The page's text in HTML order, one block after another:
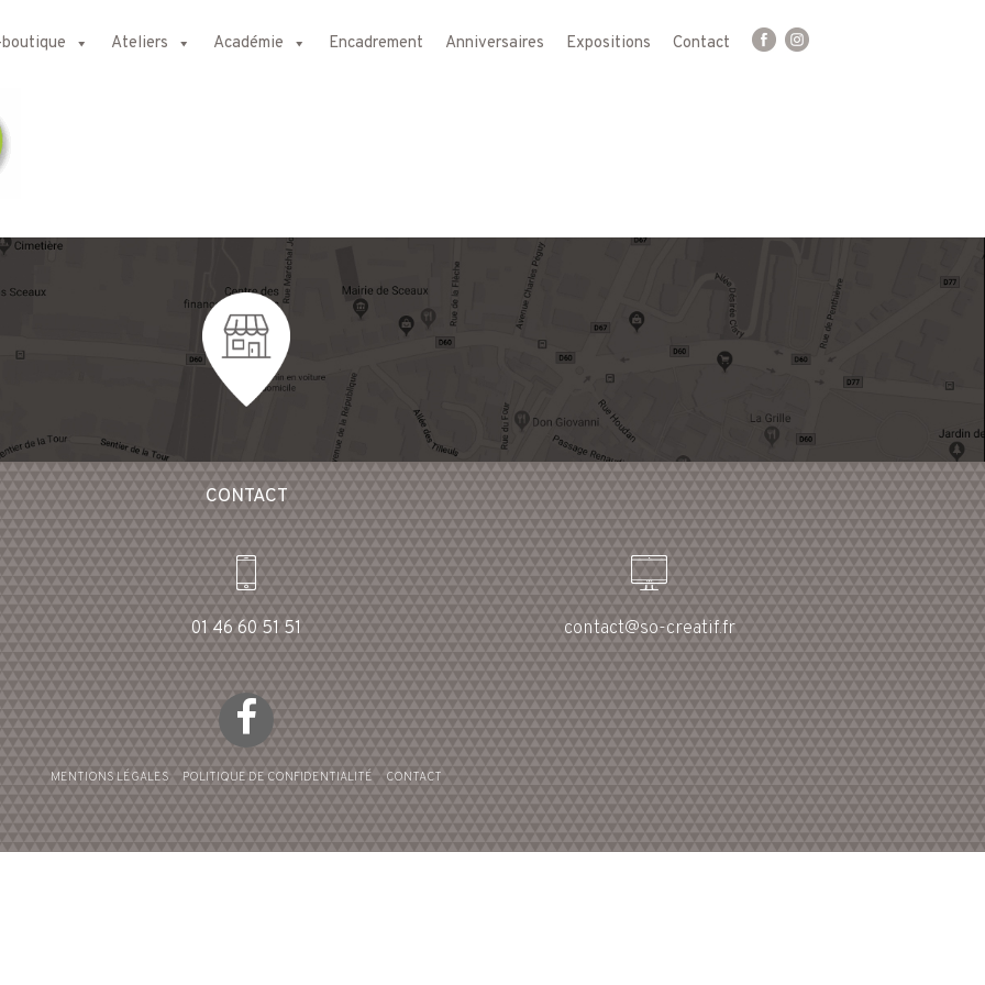
Ateliers Académie Encadrement Anniversaires Expositions Contact
CONTACT
01 46 60 51 51 contact@so-creatif.fr
MENTIONS LÉGALES POLITIQUE DE CONFIDENTIALITÉ CONTACT